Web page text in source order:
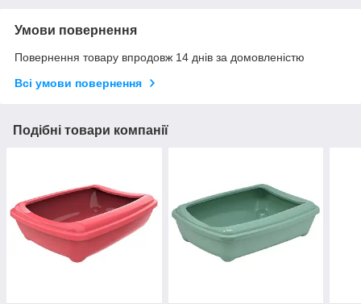
Умови повернення
Повернення товару впродовж 14 днів за домовленістю
Всі умови повернення
Подібні товари компанії